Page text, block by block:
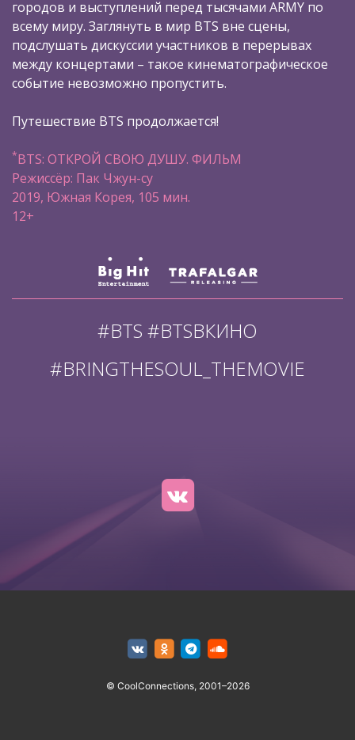
городов и выступлений перед тысячами ARMY по
всему миру. Заглянуть в мир BTS вне сцены,
подслушать дискуссии участников в перерывах
между концертами – такое кинематографическое
событие невозможно пропустить.
Путешествие BTS продолжается!
*BTS: ОТКРОЙ СВОЮ ДУШУ. ФИЛЬМ
Режиссёр: Пак Чжун-су
2019, Южная Корея, 105 мин.
12+
#BTS #BTSВКИНО
#BRINGTHESOUL_THEMOVIE
© CoolConnections, 2001–2026